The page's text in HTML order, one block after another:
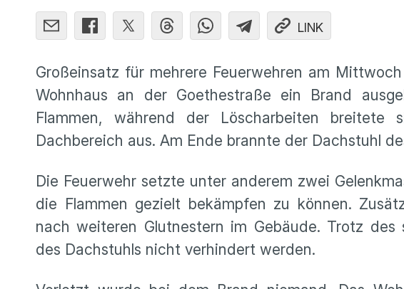
LINK
Großeinsatz für mehrere Feuerwehren am
Wohnhaus an der Goethestraße ein Brand
Flammen, während der Löscharbeiten
Dachbereich aus. Am Ende brannte der Dachstuhl
Die Feuerwehr setzte unter anderem zwei
die Flammen gezielt bekämpfen zu können.
nach weiteren Glutnestern im Gebäude. Trotz des
des Dachstuhls nicht verhindert werden.